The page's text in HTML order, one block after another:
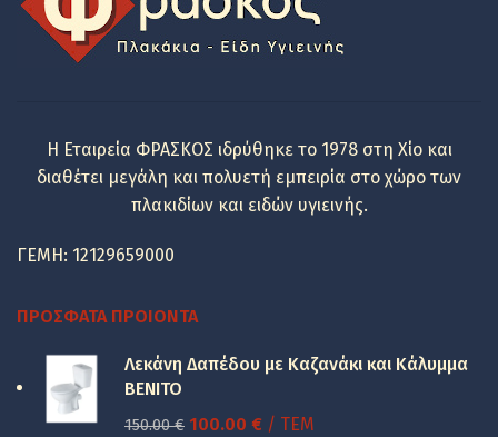
Η Εταιρεία ΦΡΑΣΚΟΣ ιδρύθηκε το 1978 στη Χίο και
διαθέτει μεγάλη και πολυετή εμπειρία στο χώρο των
πλακιδίων και ειδών υγιεινής.
ΓΕΜΗ: 12129659000
ΠΡΌΣΦΑΤΑ ΠΡΟΙΌΝΤΑ
Λεκάνη Δαπέδου με Καζανάκι και Κάλυμμα
BENITO
150.00€ Original
100.00 €Η/ ΤΕΜ